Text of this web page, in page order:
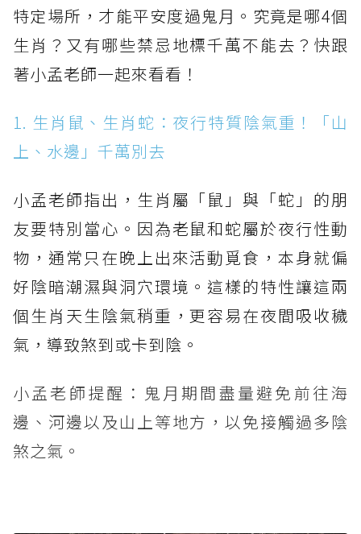
特定場所，才能平安度過鬼月。究竟是哪4個
生肖？又有哪些禁忌地標千萬不能去？快跟
著小孟老師一起來看看！
1. 生肖鼠、生肖蛇：夜行特質陰氣重！「山
上、水邊」千萬別去
小孟老師指出，生肖屬「鼠」與「蛇」的朋
友要特別當心。因為老鼠和蛇屬於夜行性動
物，通常只在晚上出來活動覓食，本身就偏
好陰暗潮濕與洞穴環境。這樣的特性讓這兩
個生肖天生陰氣稍重，更容易在夜間吸收穢
氣，導致煞到或卡到陰。
小孟老師提醒：鬼月期間盡量避免前往海
邊、河邊以及山上等地方，以免接觸過多陰
煞之氣。